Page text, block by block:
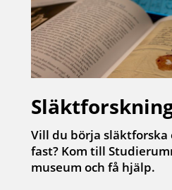
Vill du börja
fast? Kom till
museum och få hjälp.